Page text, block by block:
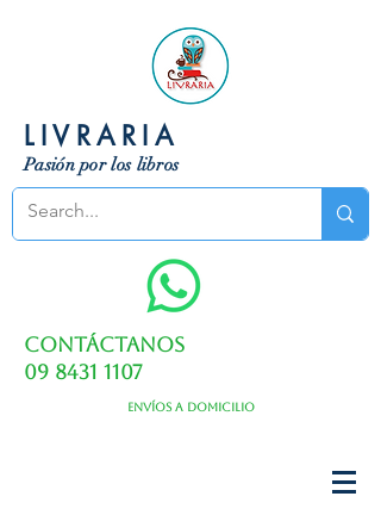
LIVRARIA
Pasión por los libros
Contáctanos
09 8431 1107
Envíos a domicilio